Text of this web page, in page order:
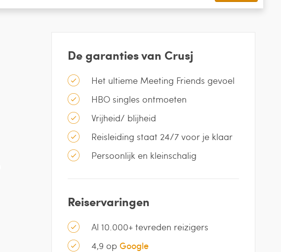
De garanties van Crusj
Het ultieme Meeting Friends gevoel
HBO singles ontmoeten
Vrijheid/ blijheid
Reisleiding staat 24/7 voor je klaar
Persoonlijk en kleinschalig
Reiservaringen
Al 10.000+ tevreden reizigers
4,9 op Google